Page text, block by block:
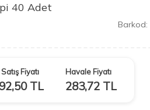
40 Adet
Barkod:
Satış Fiyatı
TL
Havale Fiyatı
283,72 TL